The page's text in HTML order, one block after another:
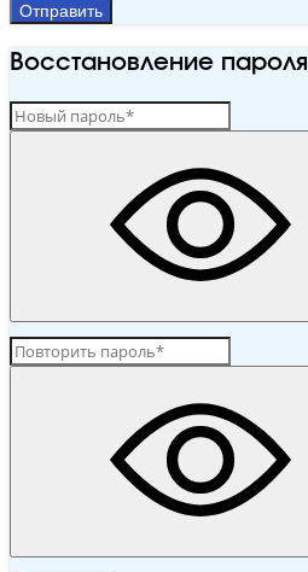
Отправить
Восстановление пароля